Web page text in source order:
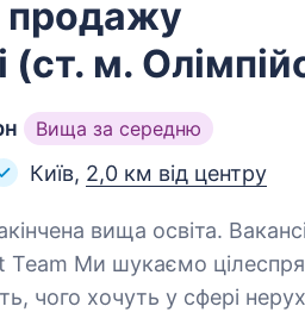
(ст. м.
Вища за середню
Київ, 2,0 км від центру
Вакансія: Менеджер з продажу
Ми шукаємо
чого хочуть у сфері